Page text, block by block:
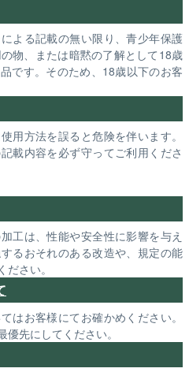
よる記載の無い限り、青少年保護
物、または暗黙の了解として18歳
です。そのため、18歳以下のお客
用方法を誤ると危険を伴います。
載内容を必ず守ってご利用くださ
工は、性能や安全性に影響を与え
るおそれのある改造や、規定の能
さい。
はお客様にてお確かめください。
先にしてください。